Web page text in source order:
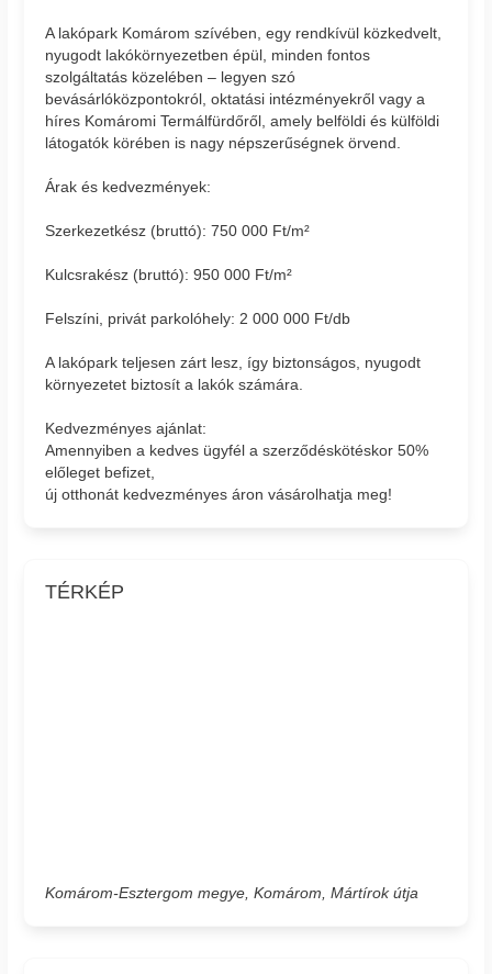
A lakópark Komárom szívében, egy rendkívül közkedvelt,
nyugodt lakókörnyezetben épül, minden fontos
szolgáltatás közelében – legyen szó
bevásárlóközpontokról, oktatási intézményekről vagy a
híres Komáromi Termálfürdőről, amely belföldi és külföldi
látogatók körében is nagy népszerűségnek örvend.
Árak és kedvezmények:
Szerkezetkész (bruttó): 750 000 Ft/m²
Kulcsrakész (bruttó): 950 000 Ft/m²
Felszíni, privát parkolóhely: 2 000 000 Ft/db
A lakópark teljesen zárt lesz, így biztonságos, nyugodt
környezetet biztosít a lakók számára.
Kedvezményes ajánlat:
Amennyiben a kedves ügyfél a szerződéskötéskor 50%
előleget befizet,
új otthonát kedvezményes áron vásárolhatja meg!
TÉRKÉP
Komárom-Esztergom megye, Komárom, Mártírok útja